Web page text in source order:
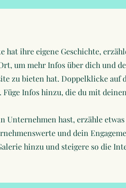
hat ihre eigene Geschichte,
um mehr Infos über dich und
zu bieten hat. Doppelklicke auf
Füge Infos hinzu, die du mit
Unternehmen hast, erzähle
und dein
hinzu und steigere so die